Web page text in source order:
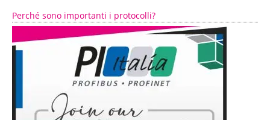
Perché sono importanti i protocolli?